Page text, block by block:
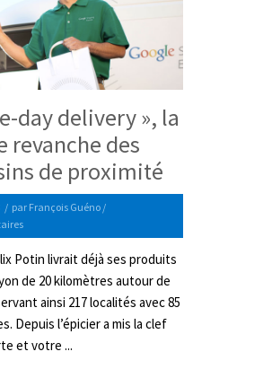
day delivery », la
revanche des
de proximité
/ par François Guéno /
Potin livrait déjà ses produits
de 20 kilomètres autour de
ainsi 217 localités avec 85
Depuis l’épicier a mis la clef
et votre ...